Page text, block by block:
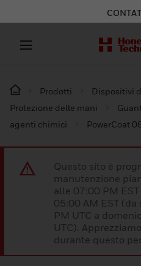
Prodotti
Dispositivi
Protezione delle mani
agenti chimici
PowerCoat
Questo sito è
manutenzione
alle 07:00 PM
05:00 AM EST
PM UTC a
UTC).
durante questo